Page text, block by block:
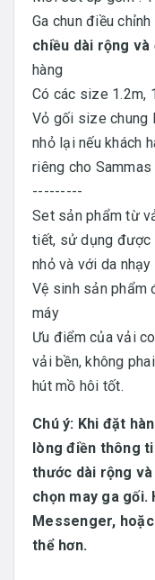
Ga chun điều
chiều dài rộng và
hàng
Có các size 1.2m,
Vỏ gối size chung
nhỏ lại nếu khách
riêng cho
---------
Set sản phẩm từ
tiết, sử dụng được
nhỏ và với da nhạy
Vệ sinh sản phẩm
máy
Ưu điểm của vải
vải bền, không
hút mồ hôi tốt.
Chú ý: Khi đặt
lòng điền thông
thước dài rộng và
chọn may ga gối.
Messenger,
thể hơn.